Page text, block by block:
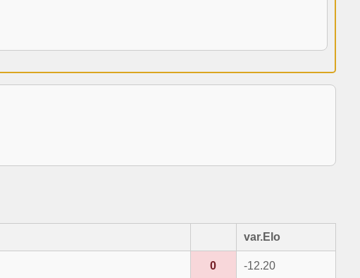
var.Elo
0 -12.20